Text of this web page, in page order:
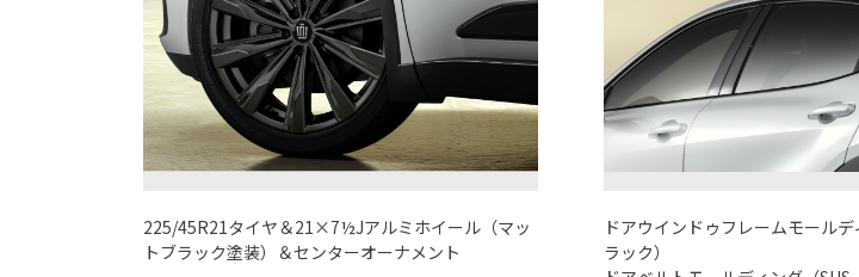
225/45R21タイヤ＆21×7½Jアルミホイール（マッ
トブラック塗装）＆センターオーナメント
ドアウインドゥフレームモール
ラック）